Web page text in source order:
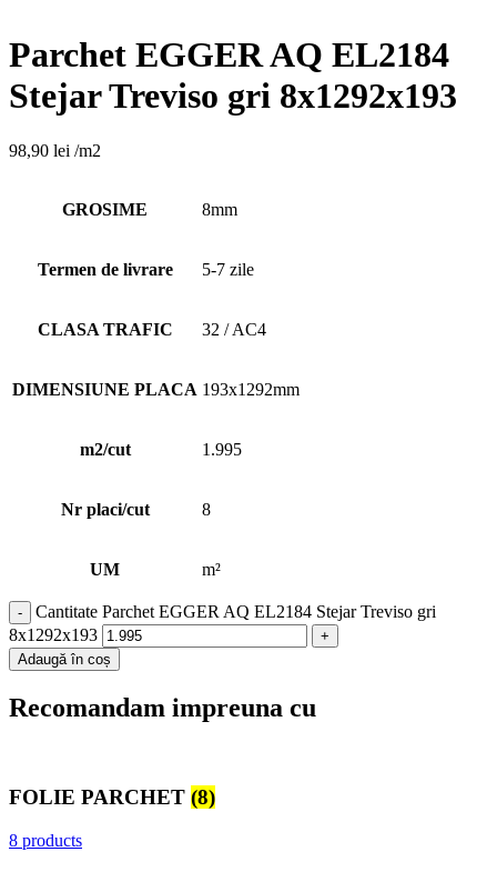
Parchet EGGER AQ EL2184
Stejar Treviso gri 8x1292x193
98,90 lei /m2
GROSIME 8mm
Termen de livrare 5-7 zile
CLASA TRAFIC 32 / AC4
DIMENSIUNE PLACA 193x1292mm
m2/cut 1.995
Nr placi/cut 8
UM m²
Cantitate Parchet EGGER AQ EL2184 Stejar Treviso gri
8x1292x193
Adaugă în coș
Recomandam impreuna cu
FOLIE PARCHET (8)
8 products